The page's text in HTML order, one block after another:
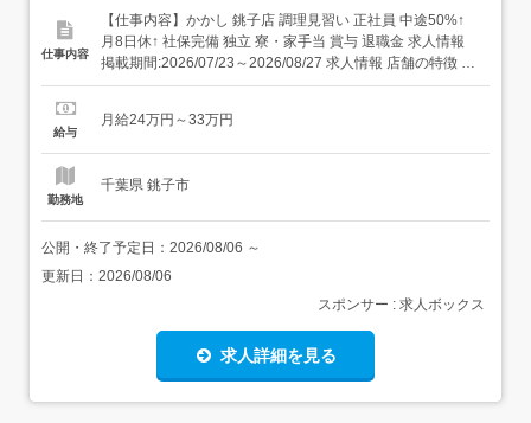
仕事内容
【仕事内容】かかし 銚子店 調理見習い 正社員 中途50%↑
月8日休↑ 社保完備 独立 寮・家⼿当 賞与 退職金 求人情報
掲載期間:2026/07/23～2026/08/27 求人情報 店舗の特徴 和
食 住 所 千葉県 銚子市 三崎町2-2660-1 イオン銚子SC 1F
駅」より車12分JR...
給与
月給24万円～33万円
勤務地
千葉県 銚子市
公開・終了予定日： 2026/08/06 ～
更新日： 2026/08/06
スポンサー : 求人ボックス
求人詳細を見る